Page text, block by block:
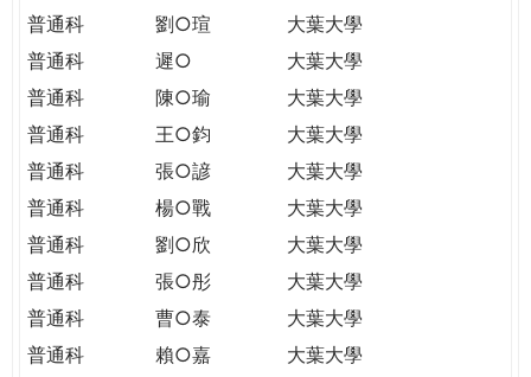
普通科
劉○瑄
大葉大學
普通科
遲○
大葉大學
普通科
陳○瑜
大葉大學
普通科
王○鈞
大葉大學
普通科
張○諺
大葉大學
普通科
楊○戰
大葉大學
普通科
劉○欣
大葉大學
普通科
張○彤
大葉大學
普通科
曹○泰
大葉大學
普通科
賴○嘉
大葉大學